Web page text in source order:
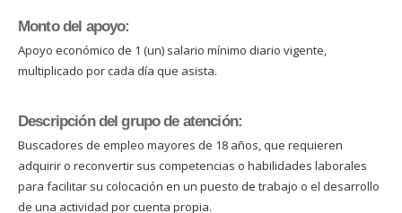
Monto del apoyo:
Apoyo económico de 1 (un) salario mínimo diario vigente,
multiplicado por cada día que asista.
Descripción del grupo de atención:
Buscadores de empleo mayores de 18 años, que requieren
adquirir o reconvertir sus competencias o habilidades laborales
para facilitar su colocación en un puesto de trabajo o el desarrollo
de una actividad por cuenta propia.